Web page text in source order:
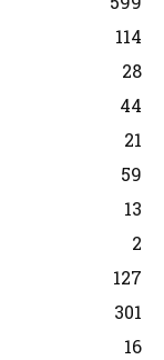
114
28
44
21
59
13
2
127
301
16